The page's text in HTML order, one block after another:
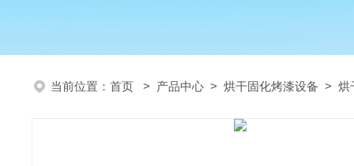
当前位置： 首页 > 产品中心 > 烘干固化烤漆设备 > 烘